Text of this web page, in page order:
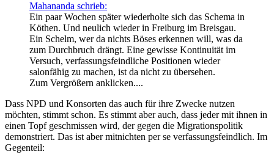
Mahananda schrieb:
Ein paar Wochen später wiederholte sich das Schema in
Köthen. Und neulich wieder in Freiburg im Breisgau.
Ein Schelm, wer da nichts Böses erkennen will, was da
zum Durchbruch drängt. Eine gewisse Kontinuität im
Versuch, verfassungsfeindliche Positionen wieder
salonfähig zu machen, ist da nicht zu übersehen.
Zum Vergrößern anklicken....
Dass NPD und Konsorten das auch für ihre Zwecke nutzen
möchten, stimmt schon. Es stimmt aber auch, dass jeder mit ihnen in
einen Topf geschmissen wird, der gegen die Migrationspolitik
demonstriert. Das ist aber mitnichten per se verfassungsfeindlich. Im
Gegenteil: